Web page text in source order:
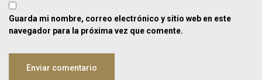
Guarda mi nombre, correo electrónico y sitio web en este
navegador para la próxima vez que comente.